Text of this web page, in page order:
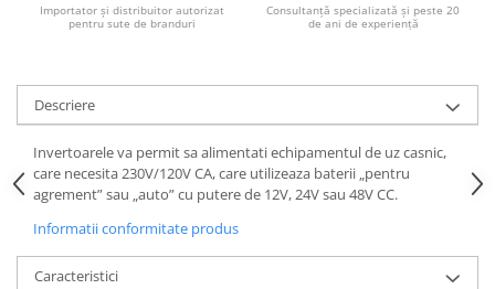
Importator și distribuitor autorizat
pentru sute de branduri
Consultanță specializată și peste 20
de ani de experiență
Descriere
Invertoarele va permit sa alimentati echipamentul de uz casnic,
care necesita 230V/120V CA, care utilizeaza baterii „pentru
agrement” sau „auto” cu putere de 12V, 24V sau 48V CC.
Informatii conformitate produs
Caracteristici